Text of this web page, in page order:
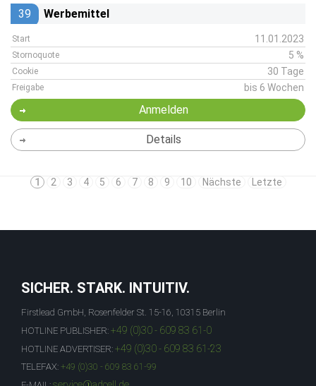
39 Werbemittel
Start 11.01.2023
Stornoquote 5 %
Cookie 30 Tage
Freigabe bis 6 Wochen
Anmelden
Details
1 2 3 4 5 6 7 8 9 10 Nächste Letzte
SICHER. STARK. INTUITIV.
Firstlead GmbH, Rosenfelder St. 15-16, 10315 Berlin
HOTLINE PUBLISHER: +49 (0)30 - 609 83 61-0
HOTLINE ADVERTISER: +49 (0)30 - 609 83 61-23
TELEFAX: +49 (0)30 - 609 83 61-99